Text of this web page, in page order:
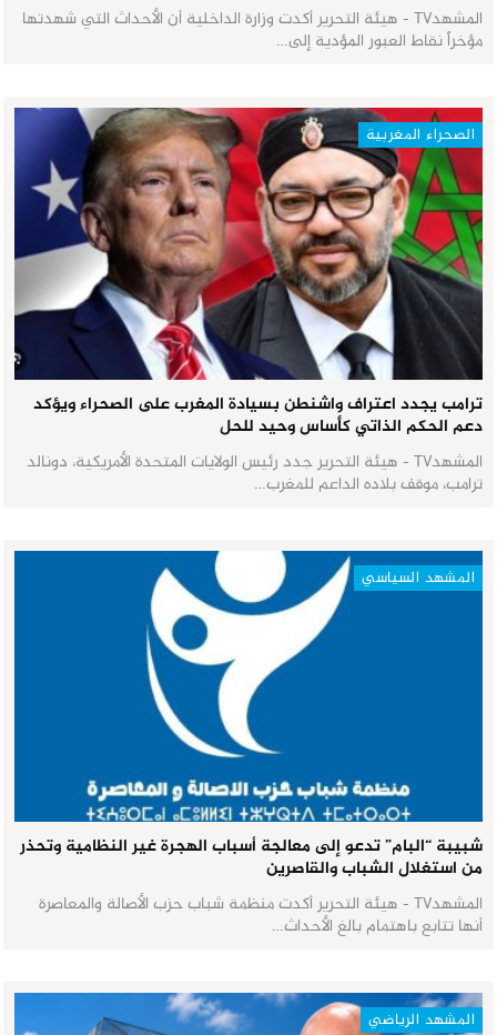
المشهدTV - هيئة التحرير أكدت وزارة الداخلية أن الأحداث التي شهدتها
مؤخراً نقاط العبور المؤدية إلى…
الصحراء المغربية
ترامب يجدد اعتراف واشنطن بسيادة المغرب على الصحراء ويؤكد
دعم الحكم الذاتي كأساس وحيد للحل
المشهدTV - هيئة التحرير جدد رئيس الولايات المتحدة الأمريكية، دونالد
ترامب، موقف بلاده الداعم للمغرب…
المشهد السياسي
شبيبة “البام” تدعو إلى معالجة أسباب الهجرة غير النظامية وتحذر
من استغلال الشباب والقاصرين
المشهدTV - هيئة التحرير أكدت منظمة شباب حزب الأصالة والمعاصرة
أنها تتابع باهتمام بالغ الأحداث…
المشهد الرياضي